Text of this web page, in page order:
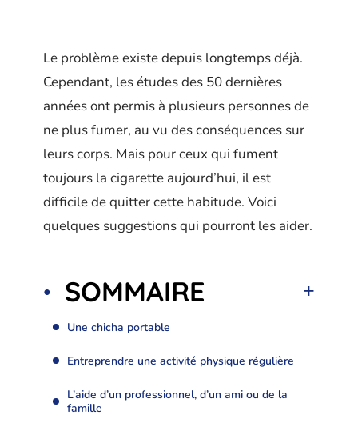
Le problème existe depuis longtemps déjà.
Cependant, les études des 50 dernières
années ont permis à plusieurs personnes de
ne plus fumer, au vu des conséquences sur
leurs corps. Mais pour ceux qui fument
toujours la cigarette aujourd’hui, il est
difficile de quitter cette habitude. Voici
quelques suggestions qui pourront les aider.
SOMMAIRE
Une chicha portable
Entreprendre une activité physique régulière
L’aide d’un professionnel, d’un ami ou de la
famille